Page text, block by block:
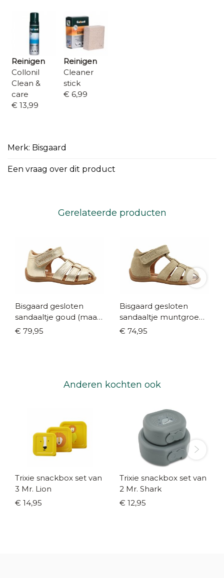
Reinigen
Collonil
Clean &
care
€ 13,99
Reinigen
Cleaner
stick
€ 6,99
Merk: Bisgaard
Een vraag over dit product
Gerelateerde producten
Bisgaard gesloten
sandaaltje goud (maat
19-25)
€ 79,95
Bisgaard gesloten
sandaaltje muntgroen
(maat 19-25)
€ 74,95
Anderen kochten ook
Trixie snackbox set van
3 Mr. Lion
€ 14,95
Trixie snackbox set van
2 Mr. Shark
€ 12,95